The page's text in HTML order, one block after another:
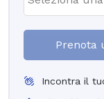
Prenota
Incontra il